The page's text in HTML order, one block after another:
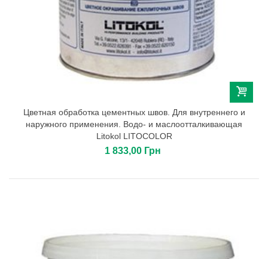
Цветная обработка цементных швов. Для внутреннего и
наружного применения. Водо- и маслоотталкивающая
Litokol LITOCOLOR
1 833,00 Грн